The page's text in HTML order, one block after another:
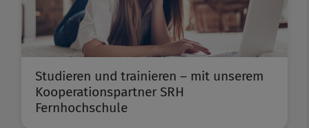
Studieren und trainieren – mit unserem
Kooperationspartner SRH
Fernhochschule